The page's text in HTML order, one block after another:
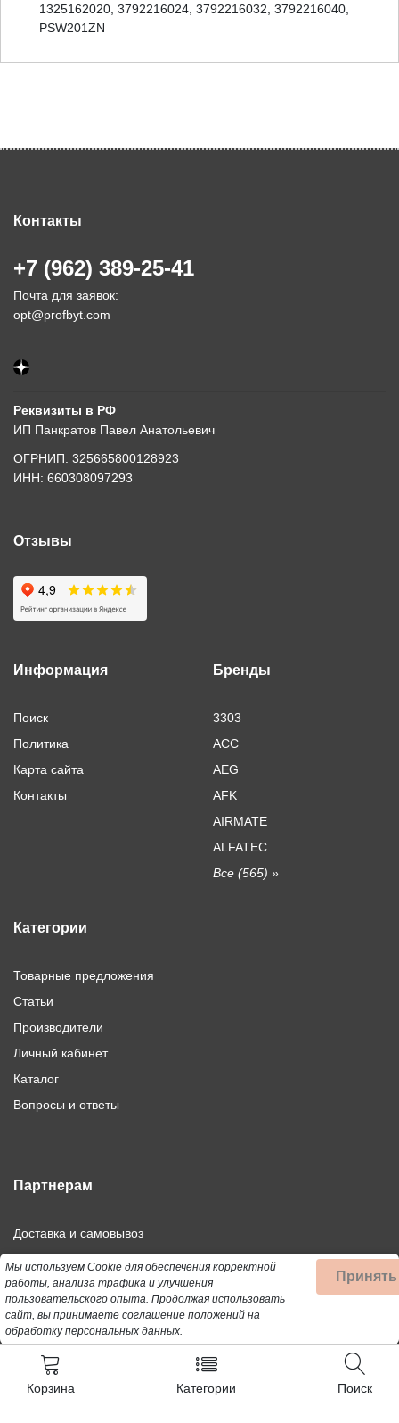
Корзина Категории Поиск
1325162020, 3792216024, 3792216032, 3792216040,
PSW201ZN
Контакты
+7 (962) 389-25-41
Почта для заявок:
opt@profbyt.com
Реквизиты в РФ
ИП Панкратов Павел Анатольевич
ОГРНИП: 325665800128923
ИНН: 660308097293
Отзывы
Информация
Поиск
Политика
Карта сайта
Контакты
Бренды
3303
ACC
AEG
AFK
AIRMATE
ALFATEC
Все (565) »
Категории
Товарные предложения
Статьи
Производители
Личный кабинет
Каталог
Вопросы и ответы
Партнерам
Доставка и самовывоз
Франшиза
Оптовым покупателям
Мы используем Cookie для обеспечения корректной
работы, анализа трафика и улучшения
пользовательского опыта. Продолжая использовать
сайт, вы принимаете соглашение положений на
обработку персональных данных.
Принять